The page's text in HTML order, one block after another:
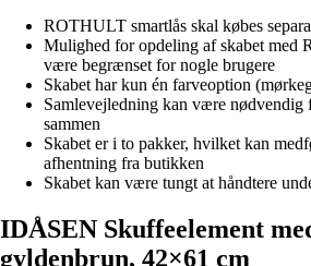
ROTHULT smartlås skal købes
Mulighed for opdeling af skabet med
være begrænset for nogle brugere
Skabet har kun én farveoption
Samlevejledning kan være nødvendig
sammen
Skabet er i to pakker, hvilket kan
afhentning fra butikken
Skabet kan være tungt at håndtere
IDÅSEN Skuffeelement
gyldenbrun, 42×61 cm